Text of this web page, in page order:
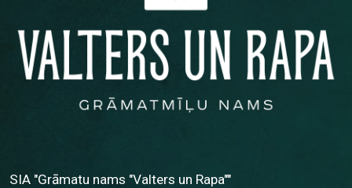
SIA "Grāmatu nams "Valters un Rapa""